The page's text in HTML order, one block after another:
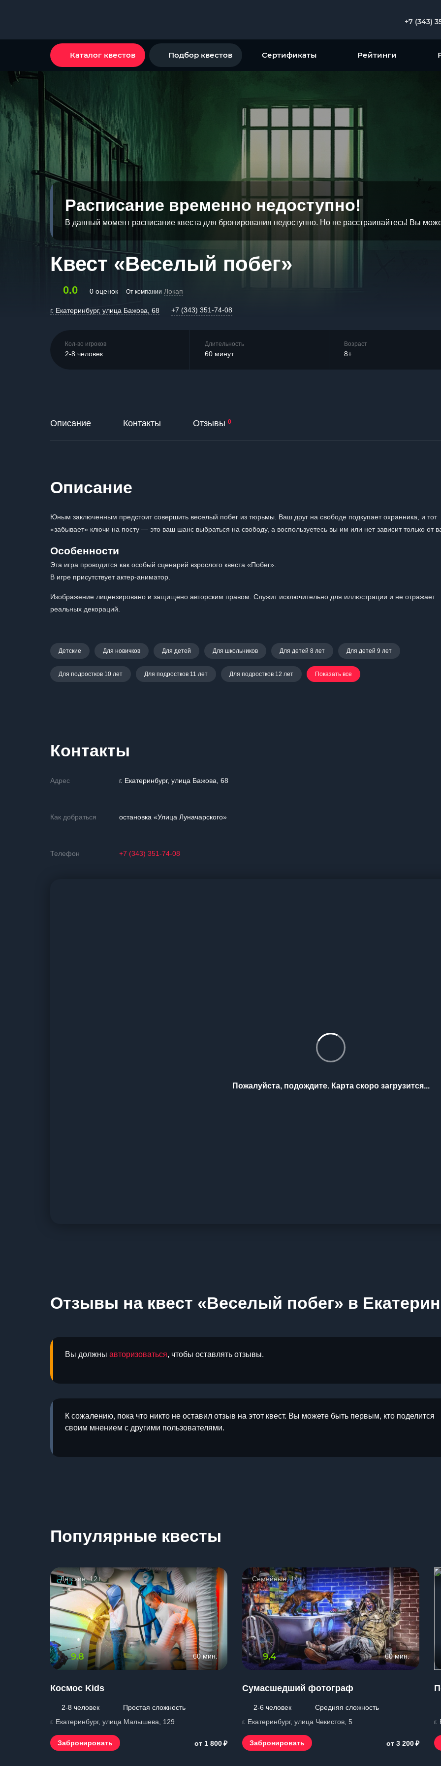
+7 (343)
Каталог квестов Подбор квестов Сертификаты Рейтинги
Расписание временно недоступно!
В данный момент расписание квеста для бронирования недоступно. Но не расстраивайтесь! Вы
Квест «Веселый побег»
0.0 0 оценок От компании Локап
г. Екатеринбург, улица Бажова, 68 +7 (343) 351-74-08
Кол-во игроков
2-8 человек
Длительность
60 минут
Возраст
8+
Описание Контакты Отзывы 0
Описание
Юным заключенным предстоит совершить веселый побег из тюрьмы. Ваш друг на свободе подкупает охранника, и тот
«забывает» ключи на посту — это ваш шанс выбраться на свободу, а воспользуетесь вы им или нет зависит только от
Особенности
Эта игра проводится как особый сценарий взрослого квеста «Побег».
В игре присутствует актер-аниматор.
Изображение лицензировано и защищено авторским правом. Служит исключительно для иллюстрации и не отражает
реальных декораций.
Детские Для новичков Для детей Для школьников Для детей 8 лет Для детей 9 лет
Для подростков 10 лет Для подростков 11 лет Для подростков 12 лет Показать все
Контакты
Адрес г. Екатеринбург, улица Бажова, 68
Как добраться остановка «Улица Луначарского»
Телефон +7 (343) 351-74-08
Пожалуйста, подождите. Карта скоро загрузится...
Отзывы на квест «Веселый побег» в
Вы должны авторизоваться, чтобы оставлять отзывы.
К сожалению, пока что никто не оставил отзыв на этот квест. Вы можете быть первым, кто поделится
своим мнением с другими пользователями.
Популярные квесты
Детские, 12+
9.8 60 мин.
Космос Kids
2-8 человек
Простая сложность
г. Екатеринбург, улица Малышева, 129
Забронировать от 1 800₽
Семейные, 14+
9.4 60 мин.
Сумасшедший фотограф
2-6 человек
Средняя сложность
г. Екатеринбург, улица Чекистов, 5
Забронировать от 3 200₽